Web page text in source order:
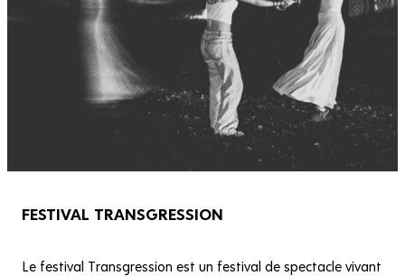
FESTIVAL TRANSGRESSION
Le festival Transgression est un festival de spectacle vivant